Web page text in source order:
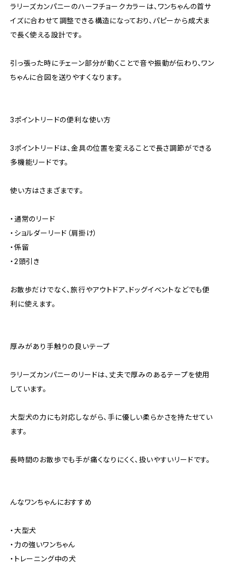
ラリーズカンパニーのハーフチョークカラーは、ワンちゃんの首サ
イズに合わせて調整できる構造になっており、パピーから成犬ま
で長く使える設計です。
引っ張った時にチェーン部分が動くことで音や振動が伝わり、ワン
ちゃんに合図を送りやすくなります。
3ポイントリードの便利な使い方
3ポイントリードは、金具の位置を変えることで長さ調節ができる
多機能リードです。
使い方はさまざまです。
・通常のリード
・ショルダーリード（肩掛け）
・係留
・2頭引き
お散歩だけでなく、旅行やアウトドア、ドッグイベントなどでも便
利に使えます。
厚みがあり手触りの良いテープ
ラリーズカンパニーのリードは、丈夫で厚みのあるテープを使用
しています。
大型犬の力にも対応しながら、手に優しい柔らかさを持たせてい
ます。
長時間のお散歩でも手が痛くなりにくく、扱いやすいリードです。
んなワンちゃんにおすすめ
・大型犬
・力の強いワンちゃん
・トレーニング中の犬